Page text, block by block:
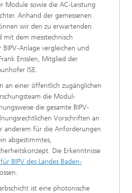
Module sowie die AC-Leistung
Anhand der gemessenen
wir den zu erwartenden
mit dem messtechnisch
Anlage vergleichen und
Ensslen, Mitglied der
ISE.
an einer öffentlich zugänglichen
die Modul-
die gesamte BIPV-
Vorschriften an
anderem für die Anforderungen
abgestimmtes,
Die Erkenntnisse
BIPV des Landes Baden-
ist eine photonische